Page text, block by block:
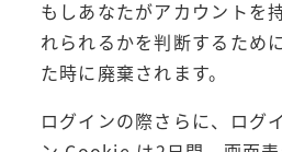
もしあなたがアカウントを
れられるかを判断するため
た時に廃棄されます。
ログインの際さらに、ログ